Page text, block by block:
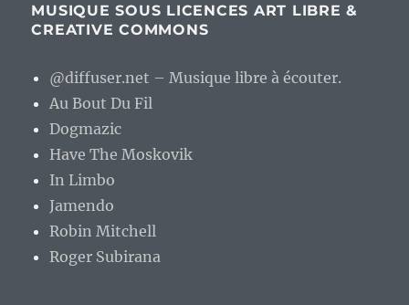
MUSIQUE SOUS LICENCES ART LIBRE &
CREATIVE COMMONS
@diffuser.net – Musique libre à écouter.
Au Bout Du Fil
Dogmazic
Have The Moskovik
In Limbo
Jamendo
Robin Mitchell
Roger Subirana